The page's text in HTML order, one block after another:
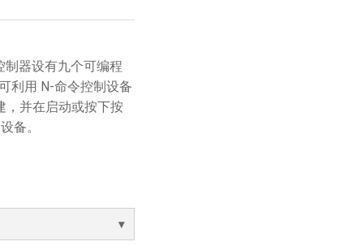
制器设有九个可编程
利用 N-命令控制设备
，并在启动或按下按
备。